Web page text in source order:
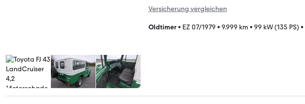
Versicherung vergleichen
Oldtimer• EZ 07/1979 • 9.999 km • 99 kW (135 PS) •